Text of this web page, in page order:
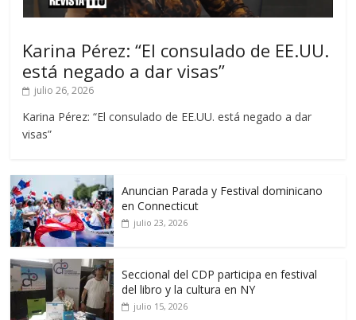
Karina Pérez: “El consulado de EE.UU.
está negado a dar visas”
julio 26, 2026
Karina Pérez: “El consulado de EE.UU. está negado a dar
visas”
Anuncian Parada y Festival dominicano
en Connecticut
julio 23, 2026
Seccional del CDP participa en festival
del libro y la cultura en NY
julio 15, 2026